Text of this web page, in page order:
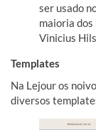
ser usado
maioria dos
Vinicius
Templates
Na Lejour os
diversos